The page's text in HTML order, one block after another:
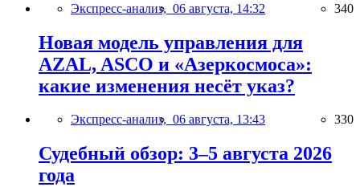
Экспресс-анализ, 06 августа, 14:32 340
Новая модель управления для
AZAL, ASCO и «Азеркосмоса»:
какие изменения несёт указ?
Экспресс-анализ, 06 августа, 13:43 330
Судебный обзор: 3–5 августа 2026
года